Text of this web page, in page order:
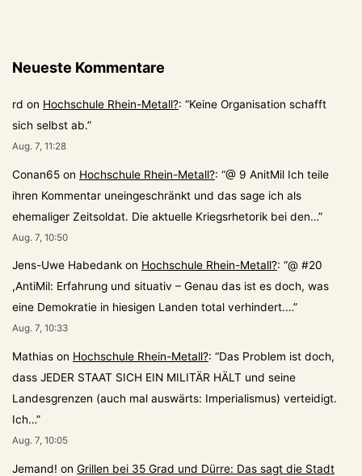
Neueste Kommentare
rd on Hochschule Rhein-Metall?: “Keine Organisation schafft
sich selbst ab.”
Aug. 7, 11:28
Conan65 on Hochschule Rhein-Metall?: “@ 9 AnitMil Ich teile
ihren Kommentar uneingeschränkt und das sage ich als
ehemaliger Zeitsoldat. Die aktuelle Kriegsrhetorik bei den…”
Aug. 7, 10:50
Jens-Uwe Habedank on Hochschule Rhein-Metall?: “@ #20
,AntiMil: Erfahrung und situativ – Genau das ist es doch, was
eine Demokratie in hiesigen Landen total verhindert.…”
Aug. 7, 10:33
Mathias on Hochschule Rhein-Metall?: “Das Problem ist doch,
dass JEDER STAAT SICH EIN MILITÄR HÄLT und seine
Landesgrenzen (auch mal auswärts: Imperialismus) verteidigt.
Ich…”
Aug. 7, 10:05
Jemand! on Grillen bei 35 Grad und Dürre: Das sagt die Stadt